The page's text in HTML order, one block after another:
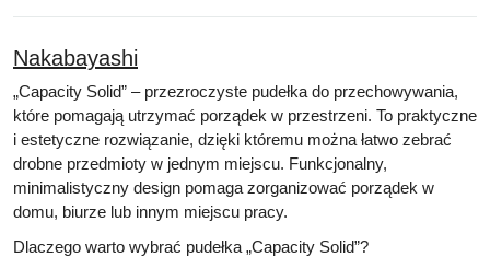
Nakabayashi
„Capacity Solid” – przezroczyste pudełka do przechowywania,
które pomagają utrzymać porządek w przestrzeni. To praktyczne
i estetyczne rozwiązanie, dzięki któremu można łatwo zebrać
drobne przedmioty w jednym miejscu. Funkcjonalny,
minimalistyczny design pomaga zorganizować porządek w
domu, biurze lub innym miejscu pracy.
Dlaczego warto wybrać pudełka „Capacity Solid”?